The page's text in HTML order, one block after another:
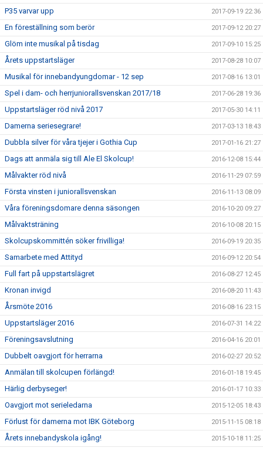
P35 varvar upp 2017-09-19 22:36
En föreställning som berör 2017-09-12 20:27
Glöm inte musikal på tisdag 2017-09-10 15:25
Årets uppstartsläger 2017-08-28 10:07
Musikal för innebandyungdomar - 12 sep 2017-08-16 13:01
Spel i dam- och herrjuniorallsvenskan 2017/18 2017-06-28 19:36
Uppstartsläger röd nivå 2017 2017-05-30 14:11
Damerna seriesegrare! 2017-03-13 18:43
Dubbla silver för våra tjejer i Gothia Cup 2017-01-16 21:27
Dags att anmäla sig till Ale El Skolcup! 2016-12-08 15:44
Målvakter röd nivå 2016-11-29 07:59
Första vinsten i juniorallsvenskan 2016-11-13 08:09
Våra föreningsdomare denna säsongen 2016-10-20 09:27
Målvaktsträning 2016-10-08 20:15
Skolcupskommittén söker frivilliga! 2016-09-19 20:35
Samarbete med Attityd 2016-09-12 20:54
Full fart på uppstartslägret 2016-08-27 12:45
Kronan invigd 2016-08-20 11:43
Årsmöte 2016 2016-08-16 23:15
Uppstartsläger 2016 2016-07-31 14:22
Föreningsavslutning 2016-04-16 20:01
Dubbelt oavgjort för herrarna 2016-02-27 20:52
Anmälan till skolcupen förlängd! 2016-01-18 19:45
Härlig derbyseger! 2016-01-17 10:33
Oavgjort mot serieledarna 2015-12-05 18:43
Förlust för damerna mot IBK Göteborg 2015-11-15 08:18
Årets innebandyskola igång! 2015-10-18 11:25